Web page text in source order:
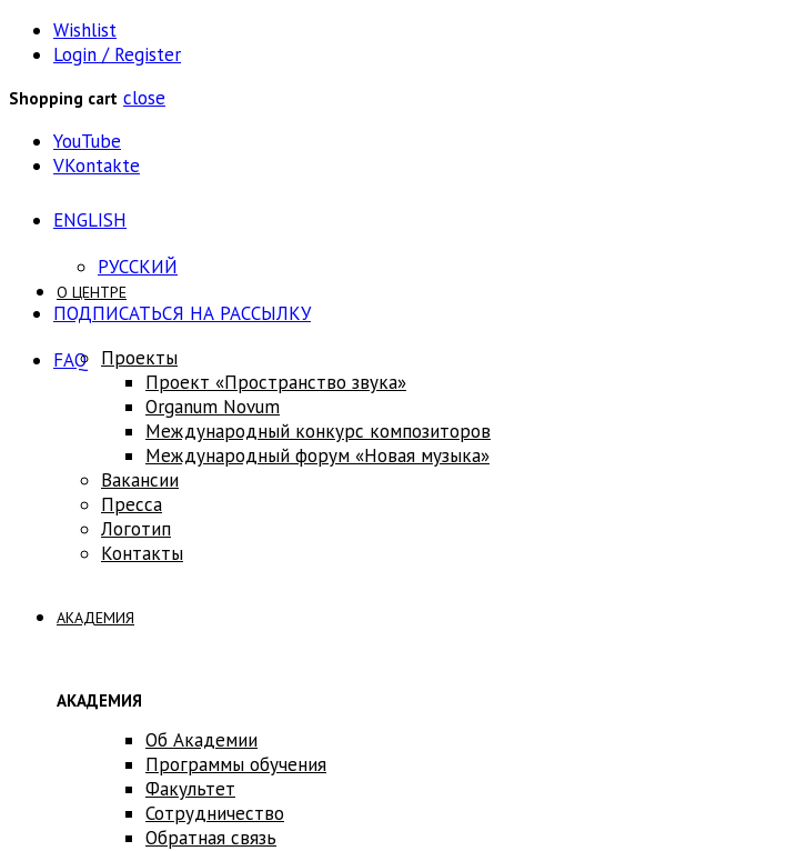
Wishlist
Login / Register
Shopping cart close
YouTube
VKontakte
ENGLISH
РУССКИЙ
ПОДПИСАТЬСЯ НА РАССЫЛКУ
FAQ
О ЦЕНТРЕ
Проекты
Проект «Пространство звука»
Оrganum Novum
Международный конкурс композиторов
Международный форум «Новая музыка»
Вакансии
Пресса
Логотип
Контакты
АКАДЕМИЯ
АКАДЕМИЯ
Об Академии
Программы обучения
Факультет
Сотрудничество
Обратная связь